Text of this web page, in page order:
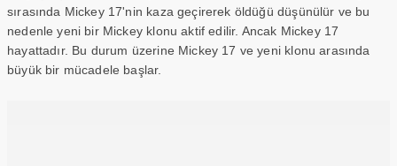
sırasında Mickey 17'nin kaza geçirerek öldüğü düşünülür ve bu
nedenle yeni bir Mickey klonu aktif edilir. Ancak Mickey 17
hayattadır. Bu durum üzerine Mickey 17 ve yeni klonu arasında
büyük bir mücadele başlar.